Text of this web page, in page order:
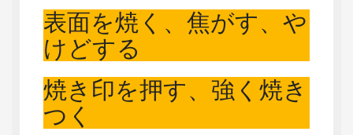
表面を焼く、焦がす、や
けどする
焼き印を押す、強く焼き
つく